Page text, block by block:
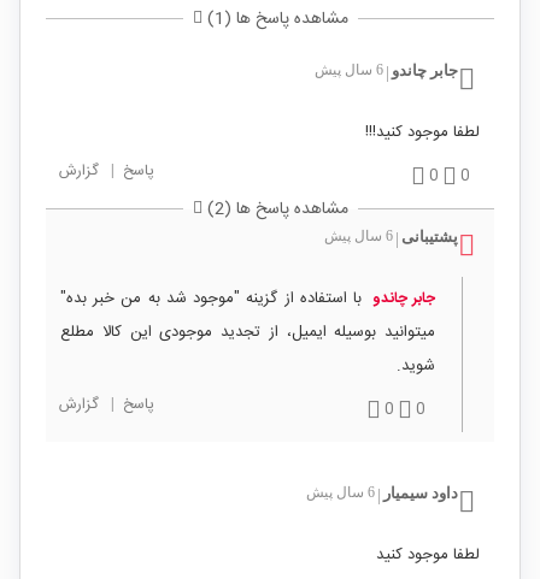
مشاهده پاسخ ها (1)
جابر چاندو | 6 سال پیش
لطفا موجود کنید!!!
0
0 پاسخ | گزارش
مشاهده پاسخ ها (2)
پشتیبانی | 6 سال پیش
جابر چاندو با استفاده از گزینه "موجود شد به من خبر بده"
میتوانید بوسیله ایمیل، از تجدید موجودی این کالا مطلع
شوید.
0
0 پاسخ | گزارش
داود سیمیار | 6 سال پیش
لطفا موجود کنید